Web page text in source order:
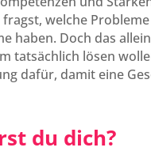
welche
haben. Doch das
tatsächlich lösen
dafür, damit eine
du dich?